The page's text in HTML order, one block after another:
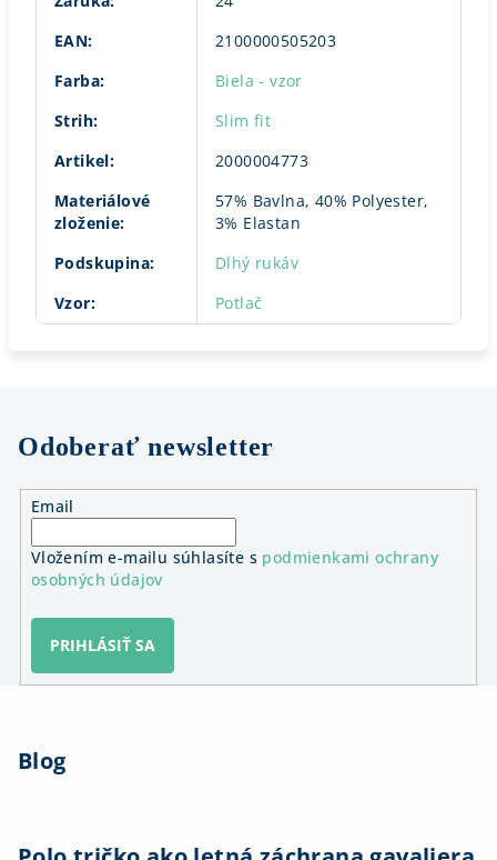
EAN:
2100000505203
Farba:
Biela - vzor
Strih:
Slim fit
Artikel:
2000004773
Materiálové
zloženie:
57% Bavlna, 40% Polyester,
3% Elastan
Podskupina:
Dlhý rukáv
Vzor: Potlač
Odoberať newsletter
Email
Vložením e-mailu súhlasíte s podmienkami ochrany
osobných údajov
PRIHLÁSIŤ SA
Blog